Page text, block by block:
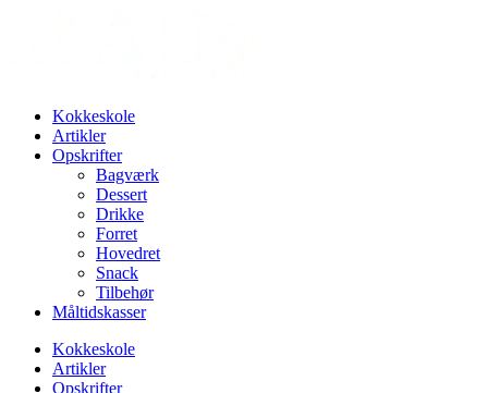
Kokkeskole
Artikler
Opskrifter
Bagværk
Dessert
Drikke
Forret
Hovedret
Snack
Tilbehør
Måltidskasser
Kokkeskole
Artikler
Opskrifter